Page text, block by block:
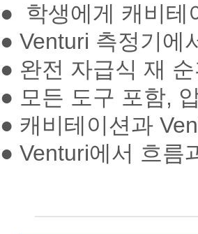
● 학생에게 캐비테
● Venturi 측정기에
● 완전 자급식 재
● 모든 도구 포함,
● 캐비테이션과
● Venturi에서 흐름